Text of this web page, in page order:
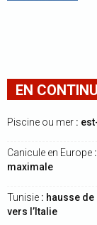
EN CONTINU
Piscine ou mer :
Canicule en Europe
maximale
Tunisie : hausse
vers l’Italie